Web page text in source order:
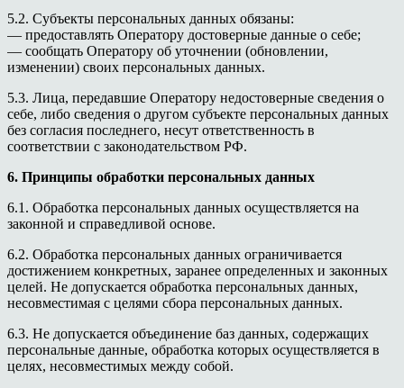
5.2. Субъекты персональных данных обязаны:
— предоставлять Оператору достоверные данные о себе;
— сообщать Оператору об уточнении (обновлении,
изменении) своих персональных данных.
5.3. Лица, передавшие Оператору недостоверные сведения о
себе, либо сведения о другом субъекте персональных данных
без согласия последнего, несут ответственность в
соответствии с законодательством РФ.
6. Принципы обработки персональных данных
6.1. Обработка персональных данных осуществляется на
законной и справедливой основе.
6.2. Обработка персональных данных ограничивается
достижением конкретных, заранее определенных и законных
целей. Не допускается обработка персональных данных,
несовместимая с целями сбора персональных данных.
6.3. Не допускается объединение баз данных, содержащих
персональные данные, обработка которых осуществляется в
целях, несовместимых между собой.